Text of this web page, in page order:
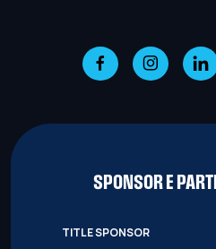
SPONSOR E
TITLE SPONSOR